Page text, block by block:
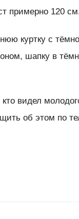
примерно 120
куртку с
шапку в
видел
об этом по